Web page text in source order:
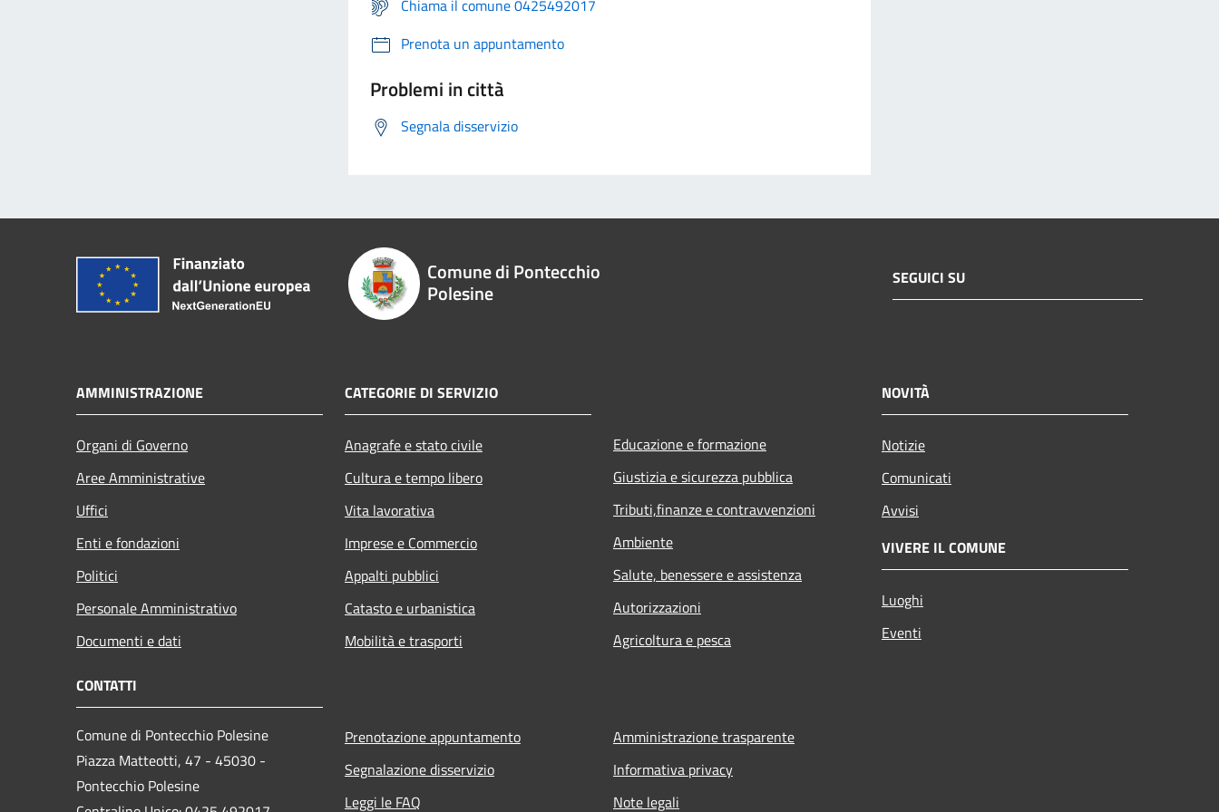
Chiama il comune 0425492017
Prenota un appuntamento
Problemi in città
Segnala disservizio
Comune di Pontecchio
Polesine
SEGUICI SU
AMMINISTRAZIONE
Organi di Governo
Aree Amministrative
Uffici
Enti e fondazioni
Politici
Personale Amministrativo
Documenti e dati
CATEGORIE DI SERVIZIO
Anagrafe e stato civile
Cultura e tempo libero
Vita lavorativa
Imprese e Commercio
Appalti pubblici
Catasto e urbanistica
Mobilità e trasporti
Educazione e formazione
Giustizia e sicurezza pubblica
Tributi,finanze e contravvenzioni
Ambiente
Salute, benessere e assistenza
Autorizzazioni
Agricoltura e pesca
NOVITÀ
Notizie
Comunicati
Avvisi
VIVERE IL COMUNE
Luoghi
Eventi
CONTATTI
Comune di Pontecchio Polesine
Piazza Matteotti, 47 - 45030 -
Pontecchio Polesine
Prenotazione appuntamento
Segnalazione disservizio
Leggi le FAQ
Amministrazione trasparente
Informativa privacy
Note legali